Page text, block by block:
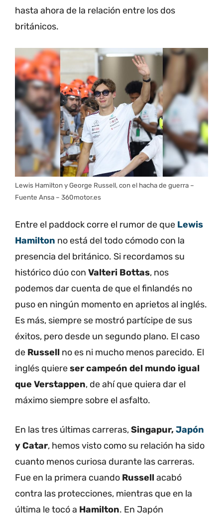
hasta ahora de la relación entre los dos
británicos.
Lewis Hamilton y George Russell, con el hacha de guerra –
Fuente Ansa – 360motor.es
Entre el paddock corre el rumor de que Lewis
Hamilton no está del todo cómodo con la
presencia del británico. Si recordamos su
histórico dúo con Valteri Bottas, nos
podemos dar cuenta de que el finlandés no
puso en ningún momento en aprietos al inglés.
Es más, siempre se mostró partícipe de sus
éxitos, pero desde un segundo plano. El caso
de Russell no es ni mucho menos parecido. El
inglés quiereser campeón del mundo igual
que Verstappen, de ahí que quiera dar el
máximo siempre sobre el asfalto.
En las tres últimas carreras,Singapur,Japón
y Catar, hemos visto como su relación ha sido
cuanto menos curiosa durante las carreras.
Fue en la primera cuando Russell acabó
contra las protecciones, mientras que en la
última le tocó a Hamilton. En Japón